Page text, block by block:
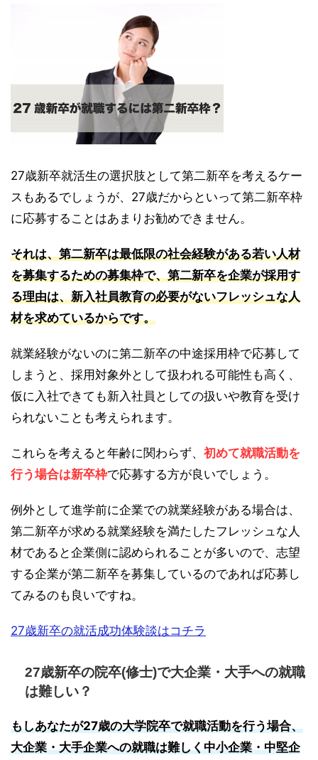
27歳新卒就活生の選択肢として第二新卒を考えるケー
スもあるでしょうが、27歳だからといって第二新卒枠
に応募することはあまりお勧めできません。
それは、第二新卒は最低限の社会経験がある若い人材
を募集するための募集枠で、第二新卒を企業が採用す
る理由は、新入社員教育の必要がないフレッシュな人
材を求めているからです。
就業経験がないのに第二新卒の中途採用枠で応募して
しまうと、採用対象外として扱われる可能性も高く、
仮に入社できても新入社員としての扱いや教育を受け
られないことも考えられます。
これらを考えると年齢に関わらず、 初めて就職活動を
行う場合は新卒枠で応募する方が良いでしょう。
例外として進学前に企業での就業経験がある場合は、
第二新卒が求める就業経験を満たしたフレッシュな人
材であると企業側に認められることが多いので、志望
する企業が第二新卒を募集しているのであれば応募し
てみるのも良いですね。
27歳新卒の就活成功体験談はコチラ
27歳新卒の院卒(修士)で大企業・大手への就職
は難しい？
もしあなたが27歳の大学院卒で就職活動を行う場合、
大企業・大手企業への就職は難しく中小企業・中堅企